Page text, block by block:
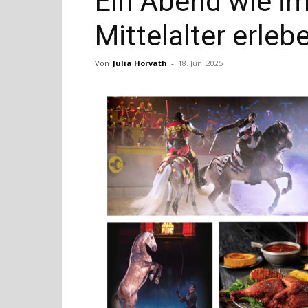
Mittelalter
Von Julia Horvath - 18. Juni 2025